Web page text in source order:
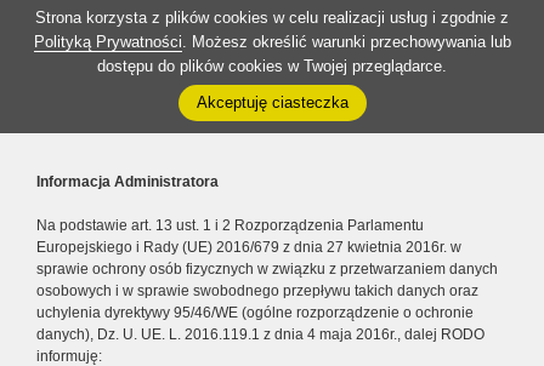
Strona korzysta z plików cookies w celu realizacji usług i zgodnie z
Polityką Prywatności. Możesz określić warunki przechowywania lub
dostępu do plików cookies w Twojej przeglądarce.
Akceptuję ciasteczka
Informacja Administratora
Na podstawie art. 13 ust. 1 i 2 Rozporządzenia Parlamentu
Europejskiego i Rady (UE) 2016/679 z dnia 27 kwietnia 2016r. w
sprawie ochrony osób fizycznych w związku z przetwarzaniem danych
osobowych i w sprawie swobodnego przepływu takich danych oraz
uchylenia dyrektywy 95/46/WE (ogólne rozporządzenie o ochronie
danych), Dz. U. UE. L. 2016.119.1 z dnia 4 maja 2016r., dalej RODO
informuję: